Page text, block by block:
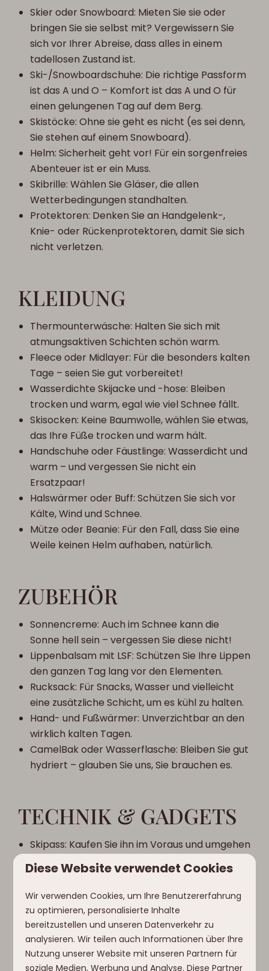
Skier oder Snowboard: Mieten Sie sie oder
bringen Sie sie selbst mit? Vergewissern Sie
sich vor Ihrer Abreise, dass alles in einem
tadellosen Zustand ist.
Ski-/Snowboardschuhe: Die richtige Passform
ist das A und O – Komfort ist das A und O für
einen gelungenen Tag auf dem Berg.
Skistöcke: Ohne sie geht es nicht (es sei denn,
Sie stehen auf einem Snowboard).
Helm: Sicherheit geht vor! Für ein sorgenfreies
Abenteuer ist er ein Muss.
Skibrille: Wählen Sie Gläser, die allen
Wetterbedingungen standhalten.
Protektoren: Denken Sie an Handgelenk-,
Knie- oder Rückenprotektoren, damit Sie sich
nicht verletzen.
KLEIDUNG
Thermounterwäsche: Halten Sie sich mit
atmungsaktiven Schichten schön warm.
Fleece oder Midlayer: Für die besonders kalten
Tage – seien Sie gut vorbereitet!
Wasserdichte Skijacke und -hose: Bleiben
trocken und warm, egal wie viel Schnee fällt.
Skisocken: Keine Baumwolle, wählen Sie etwas,
das Ihre Füße trocken und warm hält.
Handschuhe oder Fäustlinge: Wasserdicht und
warm – und vergessen Sie nicht ein
Ersatzpaar!
Halswärmer oder Buff: Schützen Sie sich vor
Kälte, Wind und Schnee.
Mütze oder Beanie: Für den Fall, dass Sie eine
Weile keinen Helm aufhaben, natürlich.
ZUBEHÖR
Sonnencreme: Auch im Schnee kann die
Sonne hell sein – vergessen Sie diese nicht!
Lippenbalsam mit LSF: Schützen Sie Ihre Lippen
den ganzen Tag lang vor den Elementen.
Rucksack: Für Snacks, Wasser und vielleicht
eine zusätzliche Schicht, um es kühl zu halten.
Hand- und Fußwärmer: Unverzichtbar an den
wirklich kalten Tagen.
CamelBak oder Wasserflasche: Bleiben Sie gut
hydriert – glauben Sie uns, Sie brauchen es.
TECHNIK & GADGETS
Skipass: Kaufen Sie ihn im Voraus und umgehen
Sie die langen Warteschlangen.
Smartphone mit Ski-Apps: Verfolgen Sie Ihre
Abfahrten, prüfen Sie das Wetter und bleiben
Sie auf dem Laufenden.
Powerbank: Halten Sie Ihre Geräte für das
nächste Abenteuer aufgeladen.
GoPro oder Action-Kamera: Halten Sie jeden
Diese Website verwendet Cookies
Wir verwenden Cookies, um Ihre Benutzererfahrung
zu optimieren, personalisierte Inhalte
bereitzustellen und unseren Datenverkehr zu
analysieren. Wir teilen auch Informationen über Ihre
Nutzung unserer Website mit unseren Partnern für
soziale Medien, Werbung und Analyse. Diese Partner